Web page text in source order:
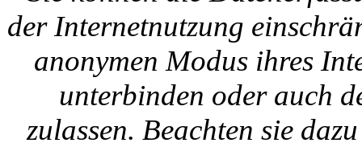
der Internetnutzung
anonymen Modus ihres
unterbinden oder auch
zulassen. Beachten sie